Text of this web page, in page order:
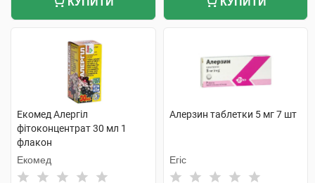
Екомед Алергіл
фітоконцентрат 30 мл 1
флакон
Екомед
Алерзин таблетки 5 мг 7 шт
Егіс